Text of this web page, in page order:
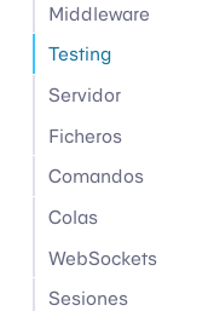
Middleware
Testing
Servidor
Ficheros
Comandos
Colas
WebSockets
Sesiones